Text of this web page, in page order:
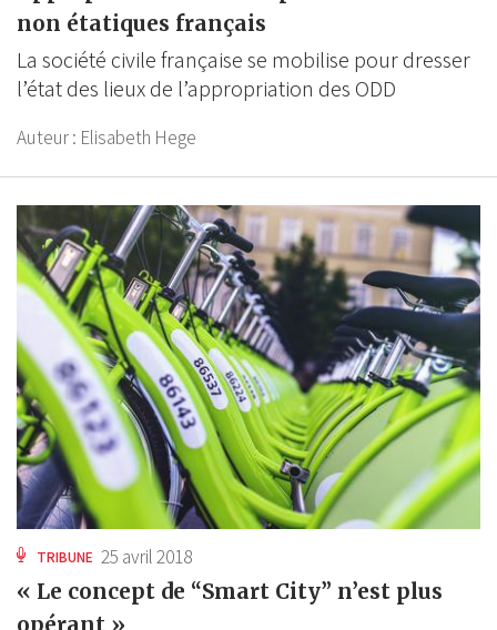
non étatiques français
La société civile française se mobilise pour dresser
l’état des lieux de l’appropriation des ODD
Auteur : Elisabeth Hege
TRIBUNE 25 avril 2018
« Le concept de “Smart City” n’est plus
opérant »